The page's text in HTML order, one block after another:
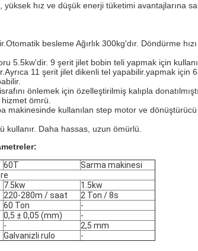
yüksek hız ve düşük enerji tüketimi avantajlarına
besleme Ağırlık 300kg'dır. Döndürme
5.5kw'dir. 9 şerit jilet bobin teli yapmak için
11 şerit jilet dikenli tel yapabilir.yapmak için
önlemek için özelleştirilmiş kalıpla
hizmet ömrü.
kullanılan step motor ve dönüştürücü
kullanır. Daha hassas, uzun ömürlü.
60T
Sarma makinesi
7.5kw
1.5kw
220-280m / saat
2 Ton / 8s
60 Ton
-
0,5 ± 0,05 (mm)
-
-
2,5 mm
Galvanizli rulo -